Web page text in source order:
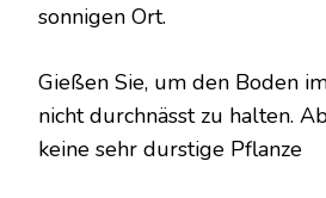
sonnigen Ort.
Gießen Sie, um den Boden
nicht durchnässt zu halten.
keine sehr durstige Pflanze